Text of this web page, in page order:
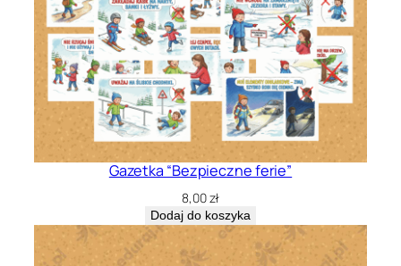
Gazetka “Bezpieczne ferie”
8,00zł
Dodaj do koszyka